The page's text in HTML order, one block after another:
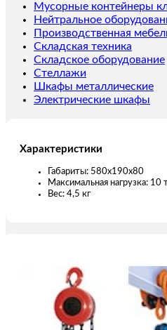
10т,
50
мм
Мусорные контейнеры
Нейтральное
Производственная
Складская техника
Складское оборудование
Стеллажи
Шкафы металлические
Электрические шкафы
Характеристики
Габариты: 580х190х80
Максимальная нагрузка: 10
Вес: 4,5 кг